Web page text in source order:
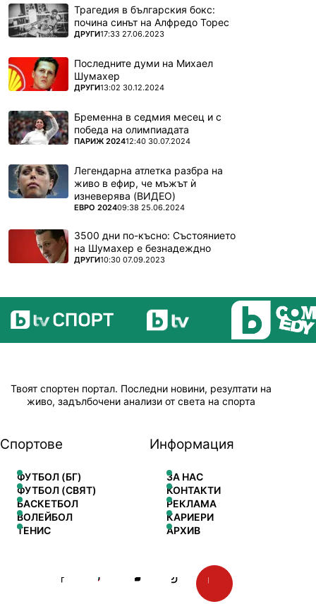
Трагедия в българския бокс:
почина синът на Алфредо Торес
ПОВЕЧЕ ОТ
ДРУГИ17:33 27.06.2023
Последните думи на Михаел
Шумахер
ПОВЕЧЕ ОТ
ДРУГИ13:02 30.12.2024
Бременна в седмия месец и с
победа на олимпиадата
ПОВЕЧЕ ОТ
ПАРИЖ 202412:40 30.07.2024
Легендарна атлетка разбра на
живо в ефир, че мъжът ѝ
изневерява (ВИДЕО)
ПОВЕЧЕ ОТ
ЕВРО 202409:38 25.06.2024
3500 дни по-късно: Състоянието
на Шумахер е безнадеждно
ПОВЕЧЕ ОТ
ДРУГИ10:30 07.09.2023
Твоят спортен портал. Последни новини, резултати на
живо, задълбочени анализи от света на спорта
Спортове
ФУТБОЛ (БГ)
ФУТБОЛ (СВЯТ)
БАСКЕТБОЛ
ВОЛЕЙБОЛ
ТЕНИС
Информация
ЗА НАС
КОНТАКТИ
РЕКЛАМА
КАРИЕРИ
АРХИВ